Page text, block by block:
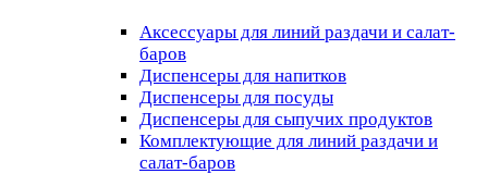
Аксессуары для линий раздачи и салат-
баров
Диспенсеры для напитков
Диспенсеры для посуды
Диспенсеры для сыпучих продуктов
Комплектующие для линий раздачи и
салат-баров